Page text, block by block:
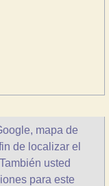
mapa de
de localizar el
usted
para este